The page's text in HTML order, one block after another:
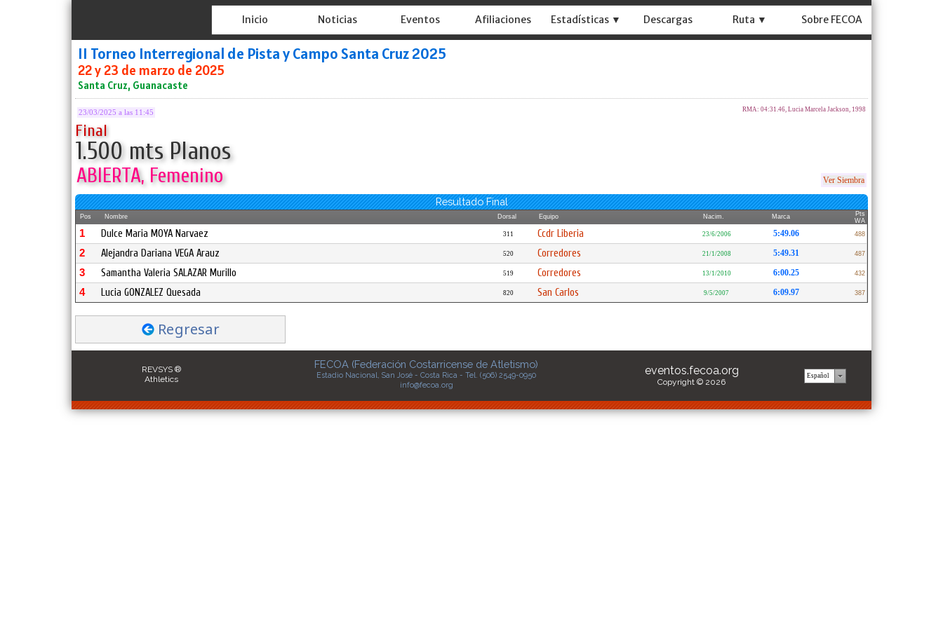
Inicio Noticias Eventos Afiliaciones Estadísticas ▼ Descargas Ruta ▼ Sobre FECOA
II Torneo Interregional de Pista y Campo Santa Cruz 2025
22 y 23 de marzo de 2025
Santa Cruz, Guanacaste
23/03/2025 a las 11:45 RMA: 04:31.46, Lucia Marcela Jackson, 1998
Final
1.500 mts Planos
ABIERTA, Femenino Ver Siembra
Resultado Final
Pos Nombre Dorsal Equipo Nacim. Marca
Pts
WA
1 Dulce Maria MOYA Narvaez 311 Ccdr Liberia 23/6/2006 5:49.06 488
2 Alejandra Dariana VEGA Arauz 520 Corredores 21/1/2008 5:49.31 487
3 Samantha Valeria SALAZAR Murillo 519 Corredores 13/1/2010 6:00.25 432
4 Lucia GONZALEZ Quesada 820 San Carlos 9/5/2007 6:09.97 387
Regresar
REVSYS ®
Athletics
FECOA (Federación Costarricense de Atletismo)
Estadio Nacional, San José - Costa Rica - Tel. (506) 2549-0950
info@fecoa.org
eventos.fecoa.org
Copyright © 2026